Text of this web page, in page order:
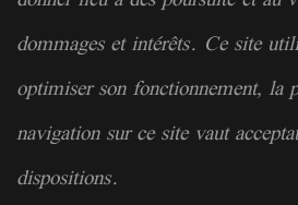
dommages et intérêts. Ce site
optimiser son fonctionnement, la
navigation sur ce site vaut
dispositions.